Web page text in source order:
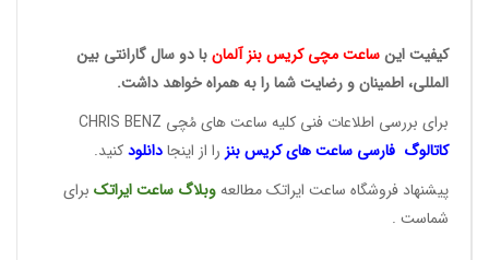
کیفیت اینساعت مچی کریسبنز آلمانبا دو سال گارانتی بین
المللی، اطمینان و رضایت شما را به همراه خواهد داشت.
برای بررسی اطلاعات فنی کلیه ساعت های مُچی CHRIS BENZ
کاتالوگ فارسی ساعت هایکریس بنز را از اینجادانلودکنید.
پیشنهاد فروشگاه ساعت ایراتک مطالعهوبلاگ ساعتایراتک برای
شماست .